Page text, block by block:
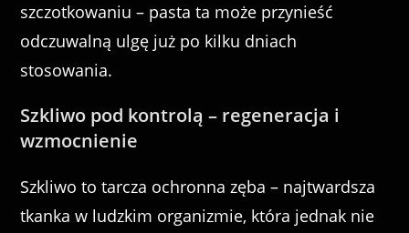
szczotkowaniu – pasta ta może przynieść
odczuwalną ulgę już po kilku dniach
stosowania.
Szkliwo pod kontrolą – regeneracja i
wzmocnienie
Szkliwo to tarcza ochronna zęba – najtwardsza
tkanka w ludzkim organizmie, która jednak nie